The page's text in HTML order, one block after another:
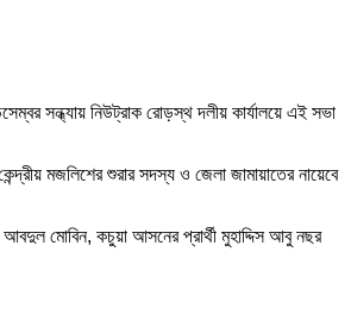
সন্ধ্যায় নিউট্রাক রোড়স্থ দলীয় কার্যালয়ে এই সভা
মজলিশের শুরার সদস্য ও জেলা জামায়াতের নায়েবে
মোবিন, কচুয়া আসনের প্রার্থী মুহাদ্দিস আবু নছর